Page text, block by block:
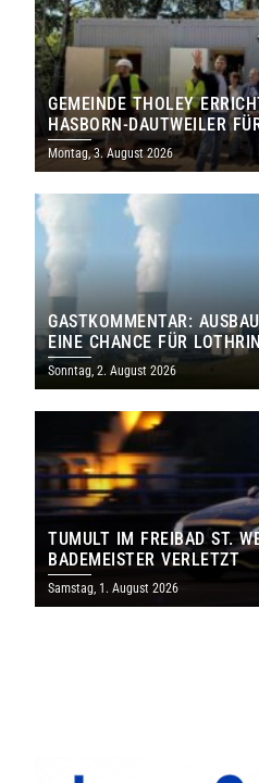
GEMEINDE THOLEY
HASBORN-DAUTWEILER
MILLIONEN EURO
Montag, 3. August 2026
GASTKOMMENTAR:
EINE CHANCE FÜR
SAARLAND
Sonntag, 2. August 2026
TUMULT IM FREIBAD ST.
BADEMEISTER VERLETZT
Samstag, 1. August 2026